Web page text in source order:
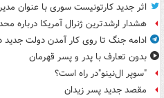
اثر جدید کارتونیست سوری با عنوان
هشدار ارشدترین ژنرال آمریکا درباره
ادامه جنگ تا روی کار آمدن دولت جدید
بدون تعارف با پدر و پسر قهرمان
"سوپر ال‌نینو"در راه است؟
مقصد جدید پسر زیدان